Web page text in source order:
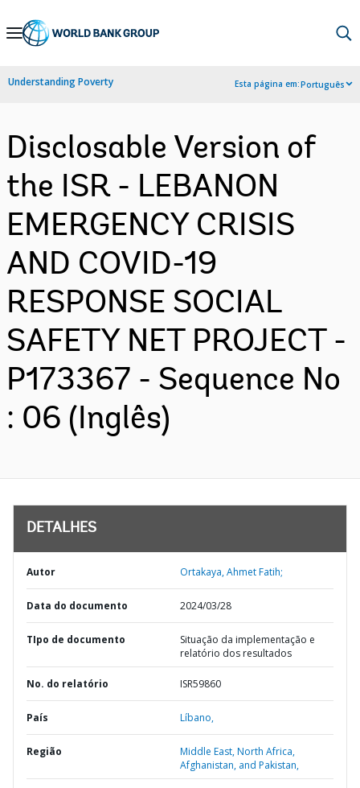
Skip
Navigation
Understanding Poverty Esta página em:Português
Disclosable Version of
the ISR - LEBANON
EMERGENCY CRISIS
AND COVID-19
RESPONSE SOCIAL
SAFETY NET PROJECT -
P173367 - Sequence No
: 06 (Inglês)
DETALHES
Autor Ortakaya, Ahmet Fatih;
Data do documento 2024/03/28
TIpo de documento
Situação da implementação e
relatório dos resultados
No. do relatório ISR59860
País Líbano,
Região
Middle East, North Africa,
Afghanistan, and Pakistan,